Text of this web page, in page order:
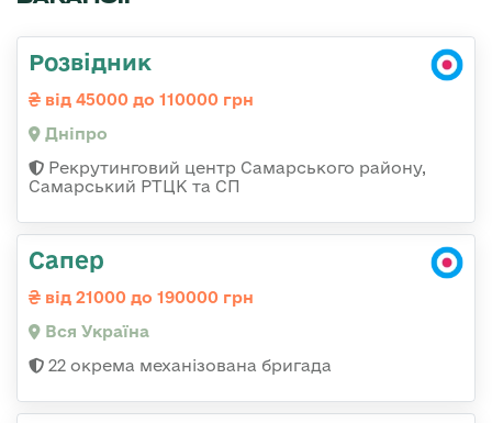
Розвідник
від 45000 до 110000 грн
Дніпро
Рекрутинговий центр Самарського району,
Самарський РТЦК та СП
Сапер
від 21000 до 190000 грн
Вся Україна
22 окрема механізована бригада